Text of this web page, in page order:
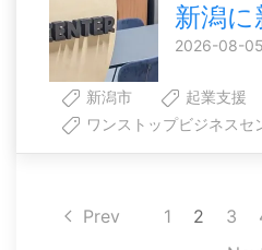
新潟に
2026-08-
新潟市
起業支援
ワンストップビジネスセ
Prev 1 2 3